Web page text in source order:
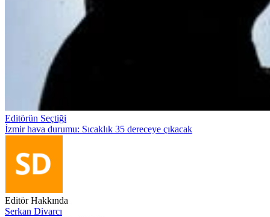
Editörün Seçtiği
İzmir hava durumu: Sıcaklık 35 dereceye çıkacak
Editör Hakkında
Serkan Divarcı